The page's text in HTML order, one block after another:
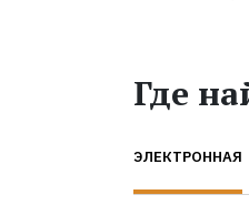
Где
ЭЛЕКТРОННАЯ